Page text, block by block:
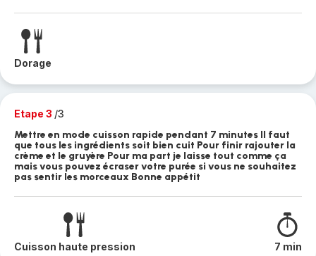
Dorage
Etape 3 /3
Mettre en mode cuisson rapide pendant 7 minutes Il faut
que tous les ingrédients soit bien cuit Pour finir rajouter la
crème et le gruyère Pour ma part je laisse tout comme ça
mais vous pouvez écraser votre purée si vous ne souhaitez
pas sentir les morceaux Bonne appétit
Cuisson haute pression 7 min